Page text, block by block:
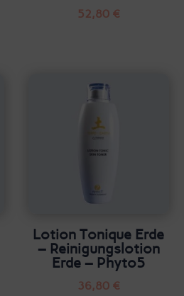
52,80 €
Lotion Tonique Erde
– Reinigungslotion
Erde – Phyto5
36,80 €